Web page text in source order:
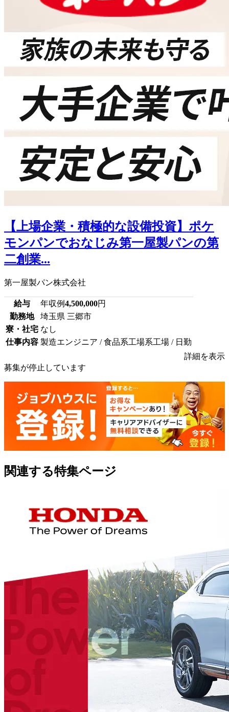
【上場企業・積極的な設備投資】ポケ
モンパンでおなじみ第一屋製パンの第
二創業...
第一屋製パン株式会社
給与 年収例4,500,000円
勤務地
埼玉県 三郷市
寮・社宅 なし
仕事内容 製造エンジニア / 食品系工場系工場 / 日勤
詳細を表示
募集が停止しています
関連する特集ページ